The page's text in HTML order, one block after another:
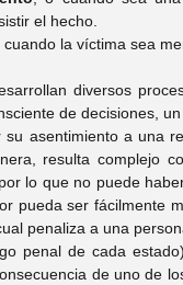
el hecho.
la víctima sea
diversos
de decisiones,
asentimiento a una
resulta complejo
lo que no puede
pueda ser fácilmente
penaliza a una
penal de cada
de uno de